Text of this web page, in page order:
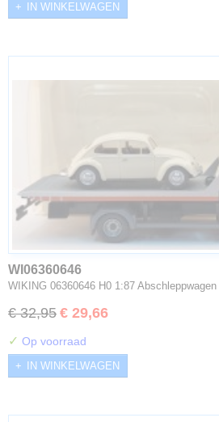
IN WINKELWAGEN
WI06360646
WIKING 06360646 H0 1:87
€ 32,95 € 29,66
✓ Op voorraad
IN WINKELWAGEN